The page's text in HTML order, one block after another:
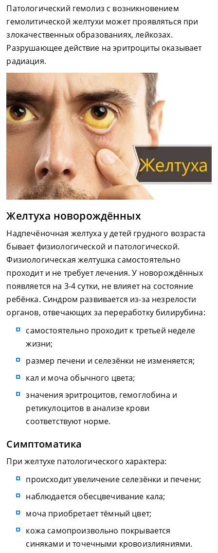
Патологический гемолиз с возникновением
гемолитической желтухи может проявляться при
злокачественных образованиях, лейкозах.
Разрушающее действие на эритроциты оказывает
радиация.
Желтуха новорождённых
Надпечёночная желтуха у детей грудного возраста
бывает физиологической и патологической.
Физиологическая желтушка самостоятельно
проходит и не требует лечения. У новорождённых
появляется на 3-4 сутки, не влияет на состояние
ребёнка. Синдром развивается из-за незрелости
органов, отвечающих за переработку билирубина:
самостоятельно проходит к третьей неделе
жизни;
размер печени и селезёнки не изменяется;
кал и моча обычного цвета;
значения эритроцитов, гемоглобина и
ретикулоцитов в анализе крови
соответствуют норме.
Симптоматика
При желтухе патологического характера:
происходит увеличение селезёнки и печени;
наблюдается обесцвечивание кала;
моча приобретает тёмный цвет;
кожа самопроизвольно покрывается
синяками и точечными кровоизлияниями.